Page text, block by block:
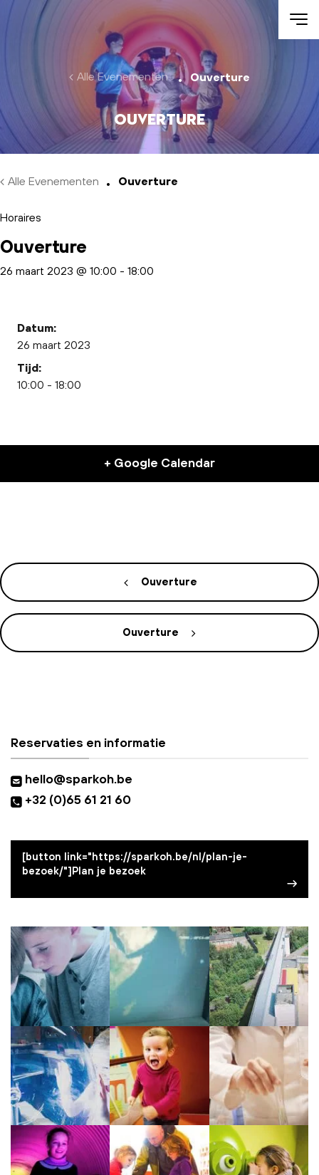
Skip to main content
Alle Evenementen Ouverture
Ouverture
Alle Evenementen Ouverture
Horaires
Ouverture
26 maart 2023 @ 10:00 - 18:00
Datum:
26 maart 2023
Tijd:
10:00 - 18:00
+ Google Calendar
Ouverture
Ouverture
Reservaties en informatie
hello@sparkoh.be
+32 (0)65 61 21 60
[button link="https://sparkoh.be/nl/plan-je-
bezoek/"]Plan je bezoek